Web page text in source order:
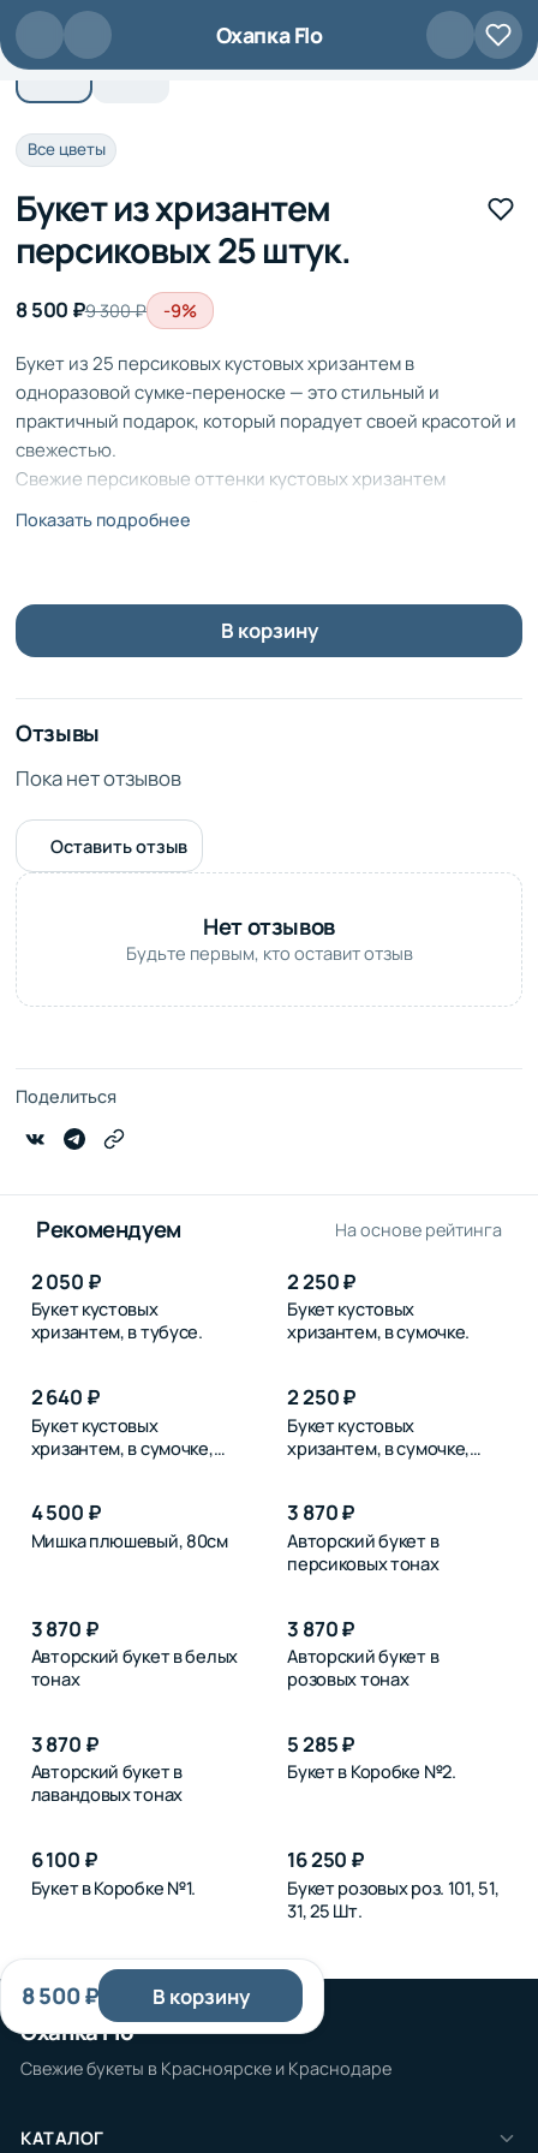
Перейти к основному содержанию
Охапка Flo
Все цветы
Букет из хризантем
персиковых 25 штук.
8 500 ₽9 300 ₽ -9%
Букет из 25 персиковых кустовых хризантем в
одноразовой сумке-переноске — это стильный и
практичный подарок, который порадует своей красотой и
свежестью.
Свежие персиковые оттенки кустовых хризантем
создадут атмосферу спокойствия и умиротворения, а
удобная сумка-переноска позволит сохранить
или праздника. Он подарит получателю радость и
хорошее настроение, а также оставит приятные
Показать подробнее
В корзину
Отзывы
Пока нет отзывов
Оставить отзыв
Нет отзывов
Будьте первым, кто оставит отзыв
Поделиться
Рекомендуем На основе рейтинга
2 050 ₽
Букет кустовых
хризантем, в тубусе.
2 250 ₽
Букет кустовых
хризантем, в сумочке.
2 640 ₽
Букет кустовых
хризантем, в сумочке,
2 250 ₽
Букет кустовых
хризантем, в сумочке,
4 500 ₽
Мишка плюшевый, 80см
3 870 ₽
Авторский букет в
персиковых тонах
3 870 ₽
Авторский букет в белых
тонах
3 870 ₽
Авторский букет в
розовых тонах
3 870 ₽
Авторский букет в
лавандовых тонах
5 285 ₽
Букет в Коробке №2.
6 100 ₽
Букет в Коробке №1.
16 250 ₽
Букет розовых роз. 101, 51,
31, 25 Шт.
8 500 ₽ В корзину
Охапка Flo
Свежие букеты в Красноярске и Краснодаре
КАТАЛОГ